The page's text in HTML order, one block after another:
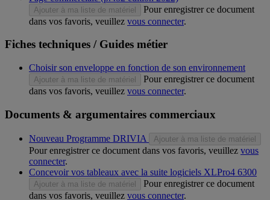
Ajouter à ma liste de matériel
Pour enregistrer ce document
dans vos favoris, veuillez vous connecter.
Fiches techniques / Guides métier
Choisir son enveloppe en fonction de son environnement
Ajouter à ma liste de matériel
Pour enregistrer ce document
dans vos favoris, veuillez vous connecter.
Documents & argumentaires commerciaux
Nouveau Programme DRIVIA Ajouter à ma liste de matériel
Pour enregistrer ce document dans vos favoris, veuillez vous
connecter.
Concevoir vos tableaux avec la suite logiciels XLPro4 6300
Ajouter à ma liste de matériel
Pour enregistrer ce document
dans vos favoris, veuillez vous connecter.